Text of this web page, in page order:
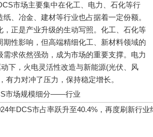
市场主要集中在化工、电力、石化等行
、冶金、建材等行业也占据着一定份额。
，正是产业升级的生动写照。化工、石化等
期性影响，但高端精细化工、新材料领域的
需求依然强劲，成为市场的重要支撑。电力
动下，火电灵活性改造与新能源(光伏、风
有力对冲了压力，保持稳定增长。
场规模细分——行业